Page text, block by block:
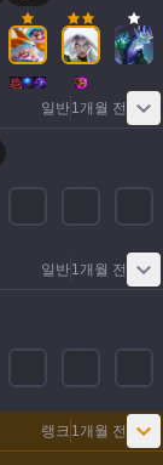
일반1개월 전
일반1개월 전
랭크 1개월 전